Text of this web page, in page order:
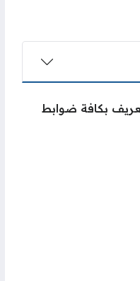
بكافة ضوابط